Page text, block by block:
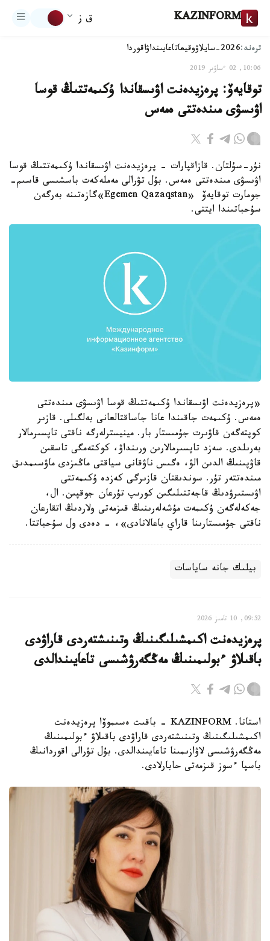
KAZINFORM ق ز
ترەند:2026-سايلاۋ وقيعاتاعايىنداۋاقوردا
10:06, 02 ءساۋىر 2019
توقايەۆ: پرەزيدەنت اۋىسقاندا ۇكىمەتتىڭ قوسا
اۋىسۋى مىندەتتى ەمەس
نۇر-سۇلتان. قازاقپارات - پرەزيدەنت اۋىسقاندا ۇكىمەتتىڭ قوسا
اۋىسۋى مىندەتتى ەمەس. بۇل تۋرالى مەملەكەت باسشىسى قاسىم-
جومارت توقايەۆ «Egemen Qazaqstan»گازەتىنە بەرگەن
سۇحباتىندا ايتتى.
«پرەزيدەنت اۋىسقاندا ۇكىمەتتىڭ قوسا اۋىسۋى مىندەتتى
ەمەس. ۇكىمەت جاقىندا عانا جاساقتالعانى بەلگىلى. قازىر
كوپتەگەن قاۋىرت جۇمىستار بار. مينيسترلەرگە ناقتى تاپسىرمالار
بەرىلدى. سەزد تاپسىرمالارىن ورىنداۋ، كوكتەمگى تاسقىن
قاۋپىنىڭ الدىن الۋ، ەگىس ناۋقانى سياقتى ماڭىزدى ماۋسىمدىق
مىندەتتەر تۇر. سوندىقتان قازىرگى كەزدە ۇكىمەتتى
اۋىستىرۋدىڭ قاجەتتىلىگىن كورىپ تۇرعان جوقپىن. ال،
جەكەلەگەن ۇكىمەت مۇشەلەرىنىڭ قىزمەتى ولاردىڭ اتقارعان
ناقتى جۇمىستارىنا قاراي باعالانادى»، - دەدى ول سۇحباتتا.
بيلىك جانە ساياسات
09:52, 10 تامىز 2026
پرەزيدەنت اكىمشىلىگىنىڭ وتىنىشتەردى قاراۋدى
باقىلاۋ ءبولىمىنىڭ مەڭگەرۋشىسى تاعايىندالدى
استانا. KAZINFORM - باقىت ەسىموۆا پرەزيدەنت
اكىمشىلىگىنىڭ وتىنىشتەردى قاراۋدى باقىلاۋ ءبولىمىنىڭ
مەڭگەرۋشىسى لاۋازىمىنا تاعايىندالدى. بۇل تۋرالى اقوردانىڭ
باسپا ءسوز قىزمەتى حابارلادى.